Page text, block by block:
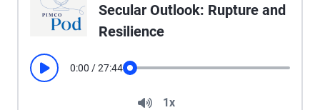
Secular Outlook: Rupture and
Resilience
Play 0:00 /27:44
Volume
1x